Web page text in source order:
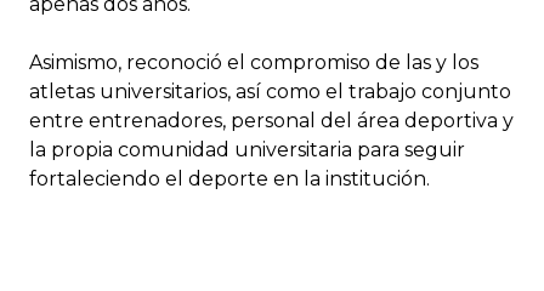
Asimismo, reconoció el compromiso de las y los
atletas universitarios, así como el trabajo conjunto
entre entrenadores, personal del área deportiva y
la propia comunidad universitaria para seguir
fortaleciendo el deporte en la institución.